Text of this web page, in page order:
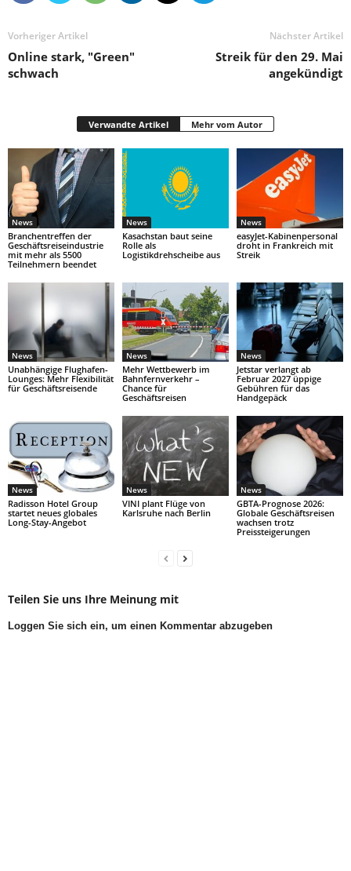
Vorheriger Artikel
Online stark, "Green"
schwach
Nächster Artikel
Streik für den 29. Mai
angekündigt
Verwandte Artikel Mehr vom Autor
News
Branchentreffen der
Geschäftsreiseindustrie
mit mehr als 5500
Teilnehmern beendet
News
Kasachstan baut seine
Rolle als
Logistikdrehscheibe aus
News
easyJet-Kabinenpersonal
droht in Frankreich mit
Streik
News
Unabhängige Flughafen-
Lounges: Mehr Flexibilität
für Geschäftsreisende
News
Mehr Wettbewerb im
Bahnfernverkehr –
Chance für
Geschäftsreisen
News
Jetstar verlangt ab
Februar 2027 üppige
Gebühren für das
Handgepäck
News
Radisson Hotel Group
startet neues globales
Long-Stay-Angebot
News
VINI plant Flüge von
Karlsruhe nach Berlin
News
GBTA-Prognose 2026:
Globale Geschäftsreisen
wachsen trotz
Preissteigerungen
Teilen Sie uns Ihre Meinung mit
Loggen Sie sich ein, um einen Kommentar abzugeben